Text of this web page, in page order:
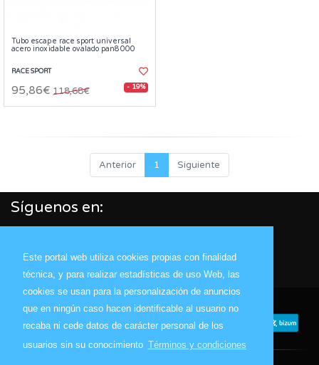
Este portal web utiliza cookies propias con finalidad
técnica, y para realizar estadísticas de uso Web, las
cookies se usan para la personalización de anuncios
que en ningún caso hacen identificable al usuario no
recaba ni cede datos de carácter personal de los
usuarios sin su conocimiento Términos y condiciones
Tubo escape race sport universal
acero inoxidable ovalado pan8000
RACE SPORT
95,86€ 118,68€ - 19%
Anterior 1 Siguiente
Síguenos en: